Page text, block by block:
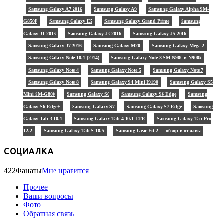
Samsung Galaxy A7 2016 Samsung Galaxy A9 Samsung Galaxy Alpha SM-
G850F Samsung Galaxy E5 Samsung Galaxy Grand Prime Samsung
Galaxy J1 2016 Samsung Galaxy J3 2016 Samsung Galaxy J5 2016
Samsung Galaxy J7 2016 Samsung Galaxy M20 Samsung Galaxy Mega 2
Samsung Galaxy Note 10.1 (2014) Samsung Galaxy Note 3 SM-N900 и N9005
Samsung Galaxy Note 4 Samsung Galaxy Note 5 Samsung Galaxy Note 7
Samsung Galaxy Note 8 Samsung Galaxy S4 Mini I9190 Samsung Galaxy S5
Mini SM-G800 Samsung Galaxy S6 Samsung Galaxy S6 Edge Samsung
Galaxy S6 Edge+ Samsung Galaxy S7 Samsung Galaxy S7 Edge Samsung
Galaxy Tab 3 10.1 Samsung Galaxy Tab 4 10.1 LTE Samsung Galaxy Tab Pro
12.2 Samsung Galaxy Tab S 10.5 Samsung Gear Fit 2 — обзор и отзывы
СОЦИАЛКА
422ФанатыМне нравится
Прочее
Ваши вопросы
Фото
Обратная связь